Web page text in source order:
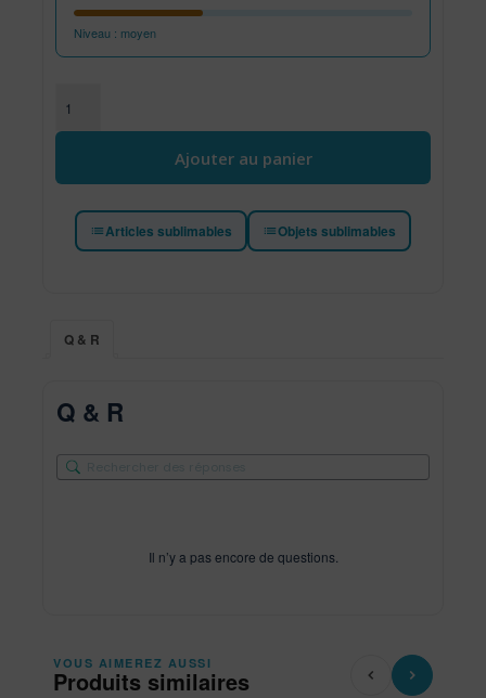
Niveau : moyen
Ajouter au panier
Articles sublimables Objets sublimables
Q & R
Q & R
Il n’y a pas encore de questions.
VOUS AIMEREZ AUSSI
Produits similaires